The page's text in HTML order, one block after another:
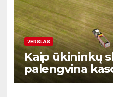
VERSLAS
Kaip ūkininkų
palengvina
prekių ir